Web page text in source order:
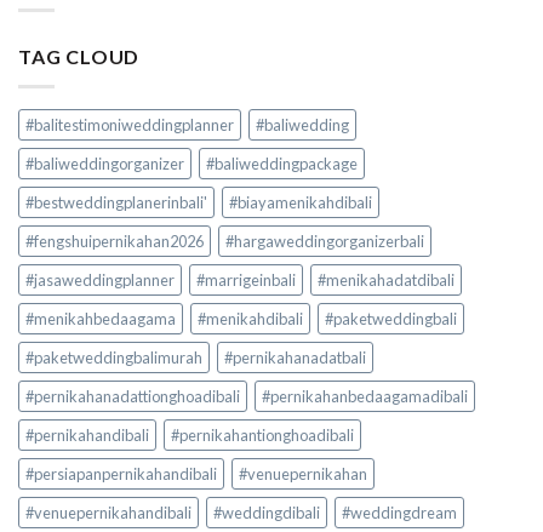
TAG CLOUD
#balitestimoniweddingplanner
#baliwedding
#baliweddingorganizer
#baliweddingpackage
#bestweddingplanerinbali'
#biayamenikahdibali
#fengshuipernikahan2026
#hargaweddingorganizerbali
#jasaweddingplanner
#marrigeinbali
#menikahadatdibali
#menikahbedaagama
#menikahdibali
#paketweddingbali
#paketweddingbalimurah
#pernikahanadatbali
#pernikahanadattionghoadibali
#pernikahanbedaagamadibali
#pernikahandibali
#pernikahantionghoadibali
#persiapanpernikahandibali
#venuepernikahan
#venuepernikahandibali
#weddingdibali
#weddingdream